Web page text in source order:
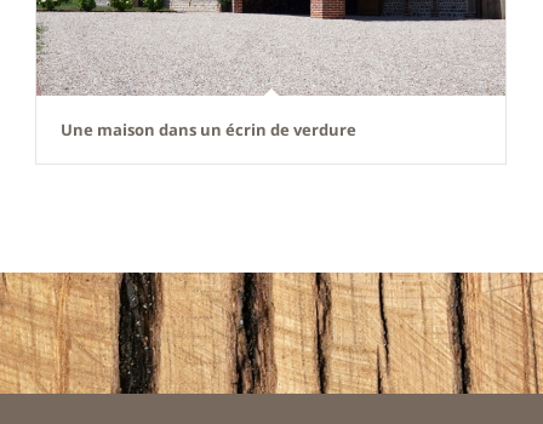
Une maison dans un écrin de verdure